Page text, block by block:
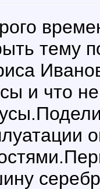
тему
и что